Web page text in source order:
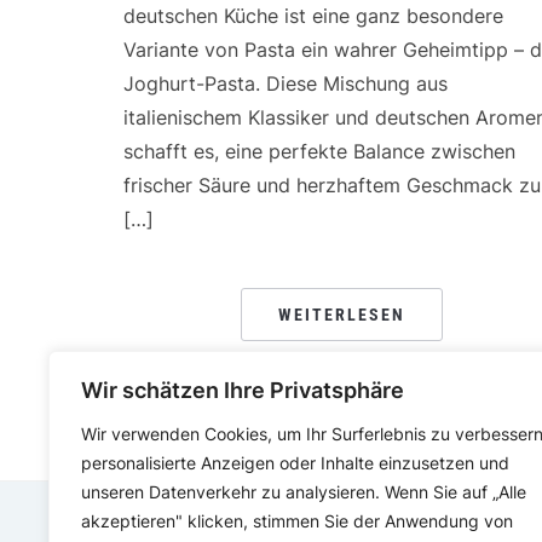
Wir schätzen Ihre Privatsphäre
Wir verwenden Cookies, um Ihr Surferlebnis zu
personalisierte Anzeigen oder Inhalte einzusetzen und
unseren Datenverkehr zu analysieren. Wenn Sie auf „Alle
akzeptieren" klicken, stimmen Sie der Anwendung von
deutschen Küche ist eine ganz besondere
Variante von Pasta ein wahrer Geheimtipp –
Joghurt-Pasta. Diese Mischung aus
italienischem Klassiker und deutschen
schafft es, eine perfekte Balance zwischen
frischer Säure und herzhaftem Geschmack zu
[…]
WEITERLESEN